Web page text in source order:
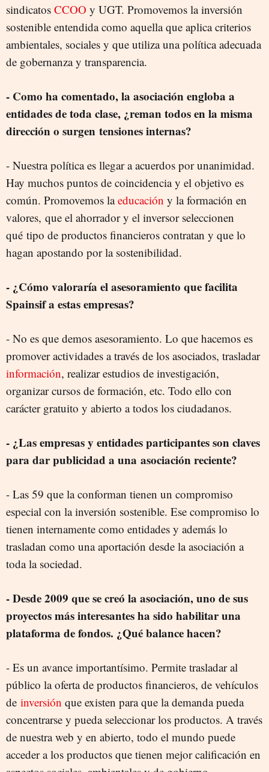
sindicatos CCOO y UGT. Promovemos la inversión
sostenible entendida como aquella que aplica criterios
ambientales, sociales y que utiliza una política adecuada
de gobernanza y transparencia.
- Como ha comentado, la asociación engloba a
entidades de toda clase, ¿reman todos en la misma
dirección o surgen tensiones internas?
- Nuestra política es llegar a acuerdos por unanimidad.
Hay muchos puntos de coincidencia y el objetivo es
común. Promovemos laeducación y la formación en
valores, que el ahorrador y el inversor seleccionen
qué tipo de productos financieros contratan y que lo
hagan apostando por la sostenibilidad.
- ¿Cómo valoraría el asesoramiento que facilita
Spainsif a estas empresas?
- No es que demos asesoramiento. Lo que hacemos es
promover actividades a través de los asociados, trasladar
información, realizar estudios de investigación,
organizar cursos de formación, etc. Todo ello con
carácter gratuito y abierto a todos los ciudadanos.
- ¿Las empresas y entidades participantes son claves
para dar publicidad a una asociación reciente?
- Las 59 que la conforman tienen un compromiso
especial con la inversión sostenible. Ese compromiso lo
tienen internamente como entidades y además lo
trasladan como una aportación desde la asociación a
toda la sociedad.
- Desde 2009 que se creó la asociación, uno de sus
proyectos más interesantes ha sido habilitar una
plataforma de fondos. ¿Qué balance hacen?
- Es un avance importantísimo. Permite trasladar al
público la oferta de productos financieros, de vehículos
de inversión que existen para que la demanda pueda
concentrarse y pueda seleccionar los productos. A través
de nuestra web y en abierto, todo el mundo puede
acceder a los productos que tienen mejor calificación en